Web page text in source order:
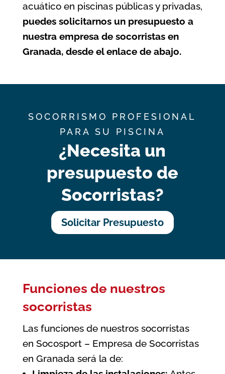
acuático en piscinas públicas y privadas,
puedes solicitarnos un presupuesto a
nuestra empresa de socorristas en
Granada, desde el enlace de abajo.
SOCORRISMO PROFESIONAL
PARA SU PISCINA
¿Necesita un
presupuesto de
Socorristas?
Solicitar Presupuesto
Funciones de nuestros
socorristas
Las funciones de nuestros socorristas
en Socosport – Empresa de Socorristas
en Granada será la de: